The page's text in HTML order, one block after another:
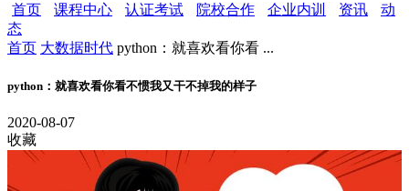
首页 课程中心 认证考试 院校合作 企业内训 资讯
动
态
首页 大数据时代 python：就喜欢看你看 ...
python：就喜欢看你看不惯我又干不掉我的样子
2020-08-07
收藏